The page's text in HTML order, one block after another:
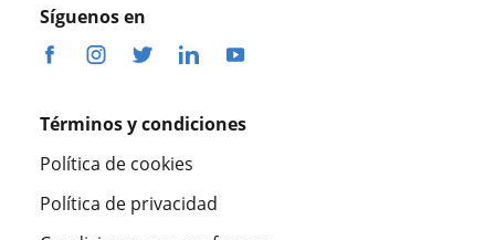
Síguenos en
Términos y condiciones
Política de cookies
Política de privacidad